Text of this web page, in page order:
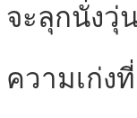
จะลุกนั่งวุ่
ความเก่ง